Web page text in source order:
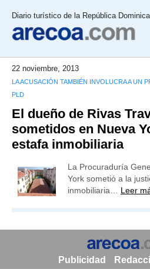
Diario turístico de la República
22 noviembre, 2013
LA ACUSACIÓN TAMBIÉN INVOLUCRA A UN
PLD
El dueño de Rivas
sometidos en Nueva
estafa inmobiliaria
La Procuraduría
York sometió a la
inmobiliaria… Leer
Publicidad